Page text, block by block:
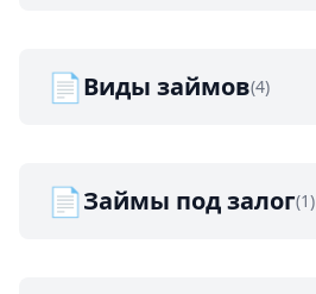
📄Виды займов(4)
📄Займы под залог(1)